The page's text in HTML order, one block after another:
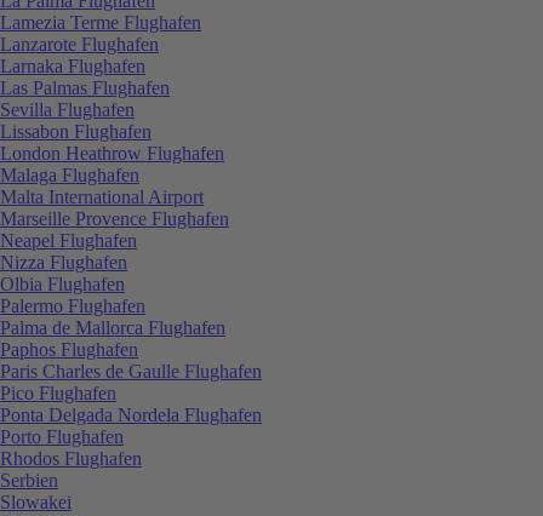
Lamezia Terme Flughafen
Lanzarote Flughafen
Larnaka Flughafen
Las Palmas Flughafen
Sevilla Flughafen
Lissabon Flughafen
London Heathrow Flughafen
Malaga Flughafen
Malta International Airport
Marseille Provence Flughafen
Neapel Flughafen
Nizza Flughafen
Olbia Flughafen
Palermo Flughafen
Palma de Mallorca Flughafen
Paphos Flughafen
Paris Charles de Gaulle Flughafen
Pico Flughafen
Ponta Delgada Nordela Flughafen
Porto Flughafen
Rhodos Flughafen
Serbien
Slowakei